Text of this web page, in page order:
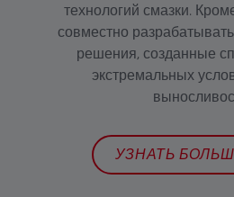
технологий смазки.
совместно
решения, созданные
экстремальных
УЗНАТЬ